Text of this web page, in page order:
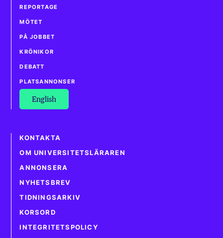
REPORTAGE
MÖTET
PÅ JOBBET
KRÖNIKOR
DEBATT
PLATSANNONSER
English
KONTAKTA
OM UNIVERSITETSLÄRAREN
ANNONSERA
NYHETSBREV
TIDNINGSARKIV
KORSORD
INTEGRITETSPOLICY